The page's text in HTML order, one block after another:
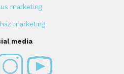
marketing
marketing
media